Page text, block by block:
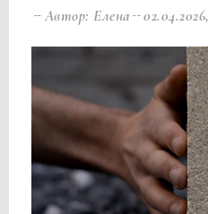
Автор: Елена